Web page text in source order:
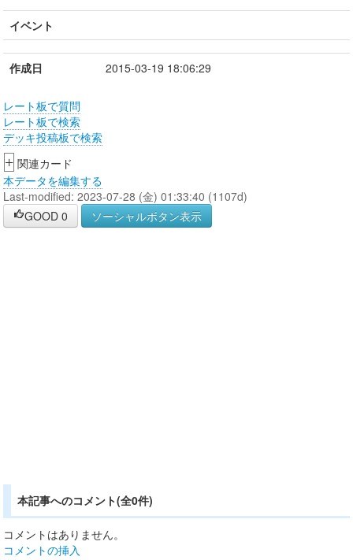
イベント
作成日 2015-03-19 18:06:29
レート板で質問
レート板で検索
デッキ投稿板で検索
+ 関連カード
本データを編集する
Last-modified: 2023-07-28 (金) 01:33:40 (1107d)
GOOD 0 ソーシャルボタン表示
本記事へのコメント(全0件)
コメントはありません。
コメントの挿入